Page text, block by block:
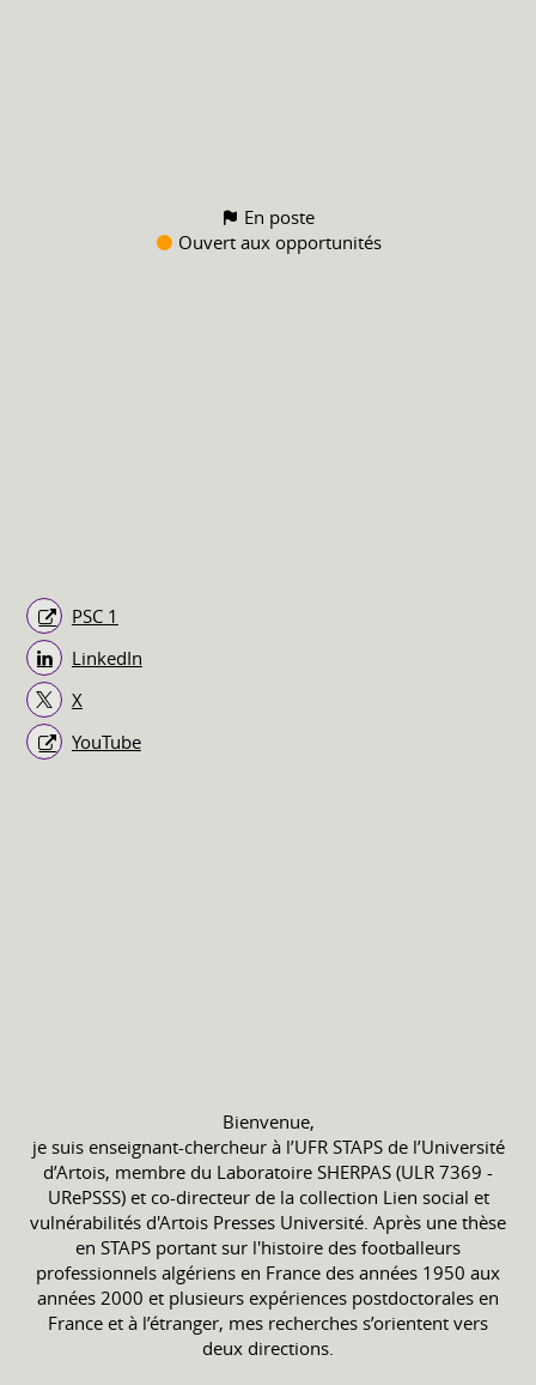
En poste
Ouvert aux opportunités
PSC 1
LinkedIn
X
YouTube
Bienvenue,
je suis enseignant-chercheur à l’UFR STAPS de l’Université
d’Artois, membre du Laboratoire SHERPAS (ULR 7369 -
URePSSS) et co-directeur de la collection Lien social et
vulnérabilités d'Artois Presses Université. Après une thèse
en STAPS portant sur l'histoire des footballeurs
professionnels algériens en France des années 1950 aux
années 2000 et plusieurs expériences postdoctorales en
France et à l’étranger, mes recherches s’orientent vers
deux directions.